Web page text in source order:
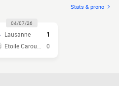
Stats & prono
04/07/26
Lausanne
1
0